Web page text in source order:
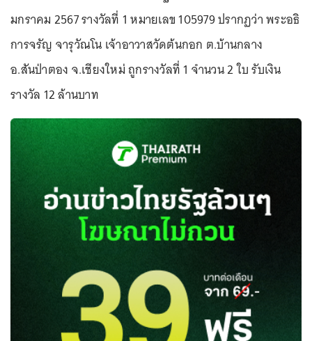
มกราคม 2567 รางวัลที่ 1 หมายเลข 105979 ปรากฏว่า พระอธิ
การจรัญ จารุวัณโน เจ้าอาวาสวัดต้นกอก ต.บ้านกลาง
อ.สันป่าตอง จ.เชียงใหม่ ถูกรางวัลที่ 1 จำนวน 2 ใบ รับเงิน
รางวัล 12 ล้านบาท